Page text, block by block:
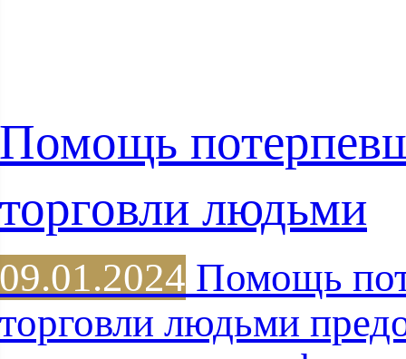
Помощь
торговли людьми
09.01.2024 Помощь
торговли людьми